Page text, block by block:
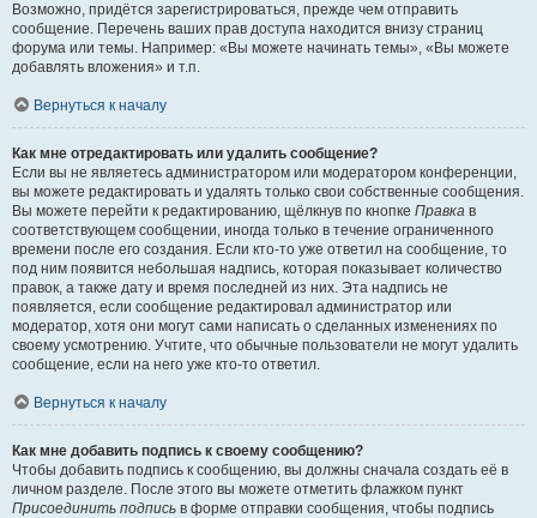
Возможно, придётся зарегистрироваться, прежде чем отправить
сообщение. Перечень ваших прав доступа находится внизу страниц
форума или темы. Например: «Вы можете начинать темы», «Вы можете
добавлять вложения» и т.п.
Вернуться к началу
Как мне отредактировать или удалить сообщение?
Если вы не являетесь администратором или модератором конференции,
вы можете редактировать и удалять только свои собственные сообщения.
Вы можете перейти к редактированию, щёлкнув по кнопке Правка в
соответствующем сообщении, иногда только в течение ограниченного
времени после его создания. Если кто-то уже ответил на сообщение, то
под ним появится небольшая надпись, которая показывает количество
правок, а также дату и время последней из них. Эта надпись не
появляется, если сообщение редактировал администратор или
модератор, хотя они могут сами написать о сделанных изменениях по
своему усмотрению. Учтите, что обычные пользователи не могут удалить
сообщение, если на него уже кто-то ответил.
Вернуться к началу
Как мне добавить подпись к своему сообщению?
Чтобы добавить подпись к сообщению, вы должны сначала создать её в
личном разделе. После этого вы можете отметить флажком пункт
Присоединить подпись в форме отправки сообщения, чтобы подпись